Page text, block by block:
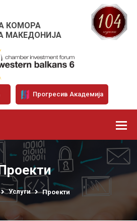
КОМОРА
МАКЕДОНИЈА
Прогресив Академија
Услуги Проекти